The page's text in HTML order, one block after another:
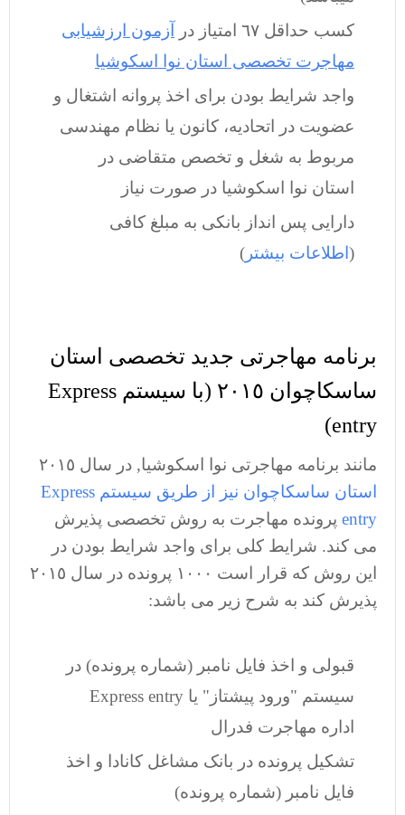
کسب حداقل ٦٧ امتیاز در
آزمون ارزشیابی
مهاجرت تخصصی استان نوا اسکوشیا
واجد شرایط بودن برای اخذ پروانه اشتغال و
عضویت در اتحادیه، کانون یا نظام مهندسی
مربوط به شغل و تخصص متقاضی در
استان نوا اسکوشیا در صورت نیاز
دارایی پس انداز بانکی به مبلغ کافی
(اطلاعات بیشتر )
برنامه مهاجرتی جدید تخصصی استان
ساسکاچوان ٢٠١٥ (با سیستم Express
entry)
مانند برنامه مهاجرتی نوا اسکوشیا, در سال ٢٠١٥
استان ساسکاچوان نیز از طریق سیستم Express
entry پرونده مهاجرت به روش تخصصی پذیرش
می کند. شرایط کلی برای واجد شرایط بودن در
این روش که قرار است ١٠٠٠ پرونده در سال ٢٠١٥
پذیرش کند به شرح زیر می باشد:
قبولی و اخذ فایل نامبر (شماره پرونده) در
سیستم "ورود پیشتاز" یا Express entry
اداره مهاجرت فدرال
تشکیل پرونده در بانک مشاغل کانادا و اخذ
فایل نامبر (شماره پرونده)